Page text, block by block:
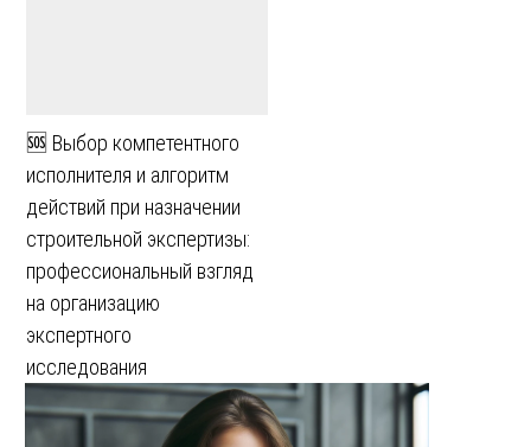
🆘 Выбор компетентного
исполнителя и алгоритм
действий при назначении
строительной экспертизы:
профессиональный взгляд
на организацию
экспертного
исследования